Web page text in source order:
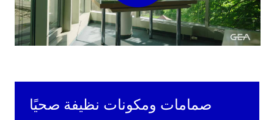
صمامات ومكونات نظيفة صحيًا